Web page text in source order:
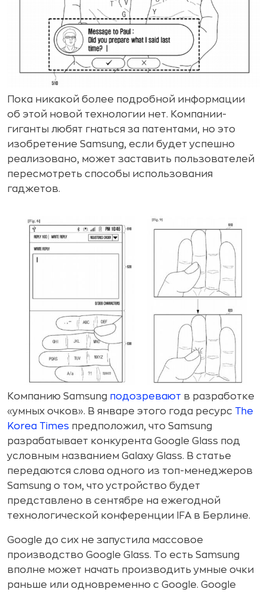
Пока никакой более подробной информации
об этой новой технологии нет. Компании-
гиганты любят гнаться за патентами, но это
изобретение Samsung, если будет успешно
реализовано, может заставить пользователей
пересмотреть способы использования
гаджетов.
Компанию Samsung подозревают в разработке
«умных очков». В январе этого года ресурс The
Korea Times предположил, что Samsung
разрабатывает конкурента Google Glass под
условным названием Galaxy Glass. В статье
передаются слова одного из топ-менеджеров
Samsung о том, что устройство будет
представлено в сентябре на ежегодной
технологической конференции IFA в Берлине.
Google до сих не запустила массовое
производство Google Glass. То есть Samsung
вполне может начать производить умные очки
раньше или одновременно с Google. Google